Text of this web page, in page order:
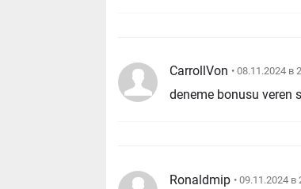
CarrollVon • 08.11.2024 в
deneme bonusu
Ronaldmip • 09.11.2024 в